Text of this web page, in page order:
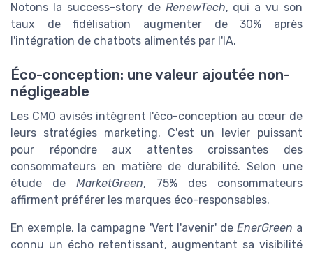
Notons la success-story de RenewTech, qui a vu son
taux de fidélisation augmenter de 30% après
l'intégration de chatbots alimentés par l'IA.
Éco-conception: une valeur ajoutée non-
négligeable
Les CMO avisés intègrent l'éco-conception au cœur de
leurs stratégies marketing. C'est un levier puissant
pour répondre aux attentes croissantes des
consommateurs en matière de durabilité. Selon une
étude de MarketGreen, 75% des consommateurs
affirment préférer les marques éco-responsables.
En exemple, la campagne 'Vert l'avenir' de EnerGreen a
connu un écho retentissant, augmentant sa visibilité